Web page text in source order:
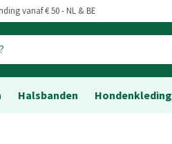
vanaf € 50 - NL & BE
Halsbanden Hondenkleding